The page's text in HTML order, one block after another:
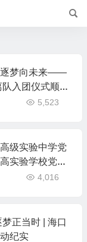
逐梦向未来——
入团仪式顺利
5,523
级实验中学党
实验学校党支
4,016
正当时 | 海口
纪实